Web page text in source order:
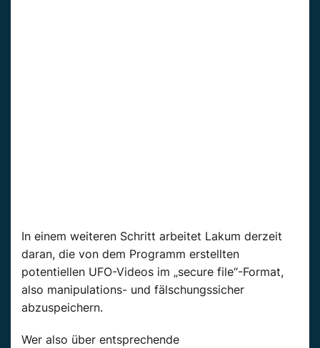
In einem weiteren Schritt arbeitet Lakum derzeit
daran, die von dem Programm erstellten
potentiellen UFO-Videos im „secure file“-Format,
also manipulations- und fälschungssicher
abzuspeichern.
Wer also über entsprechende